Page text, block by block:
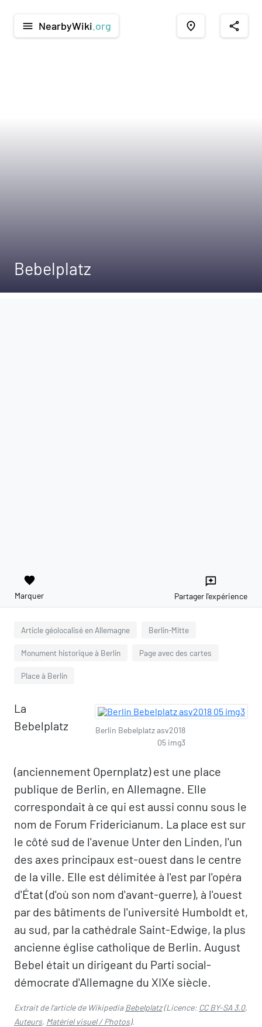
menu NearbyWiki .org place share
Bebelplatz
favorite
Marquer
reviews
Partager l'expérience
Article géolocalisé en Allemagne Berlin-Mitte
Monument historique à Berlin Page avec des cartes
Place à Berlin
Berlin Bebelplatz asv2018
05 img3
La
Bebelplatz
(anciennement Opernplatz) est une place
publique de Berlin, en Allemagne. Elle
correspondait à ce qui est aussi connu sous le
nom de Forum Fridericianum. La place est sur
le côté sud de l'avenue Unter den Linden, l'un
des axes principaux est-ouest dans le centre
de la ville. Elle est délimitée à l'est par l'opéra
d'État (d'où son nom d'avant-guerre), à l'ouest
par des bâtiments de l'université Humboldt et,
au sud, par la cathédrale Saint-Edwige, la plus
ancienne église catholique de Berlin. August
Bebel était un dirigeant du Parti social-
démocrate d'Allemagne du XIXe siècle.
Extrait de l'article de WikipediaBebelplatz(Licence: CC BY-SA 3.0,
Auteurs, Matériel visuel / Photos).